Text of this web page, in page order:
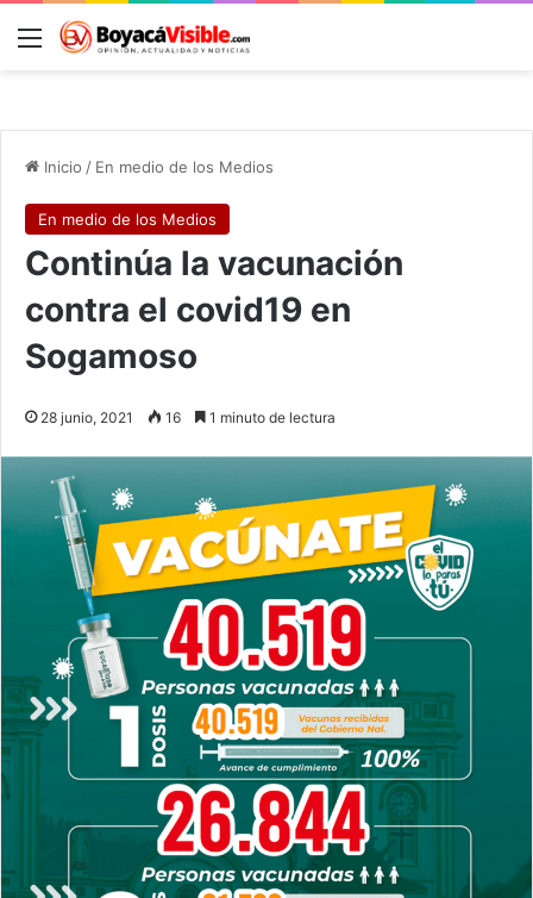
Menú
Inicio / En medio de los Medios
En medio de los Medios
Continúa la vacunación
contra el covid19 en
Sogamoso
28 junio, 2021 16 1 minuto de lectura